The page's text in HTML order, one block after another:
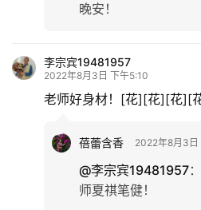
晚安！
李宗宾19481957
2022年8月3日 下午5:10
老师好身材！[花][花][花][
蓓蕾含香 2022年8月3日
@李宗宾19481957：
师夏祺笔健！